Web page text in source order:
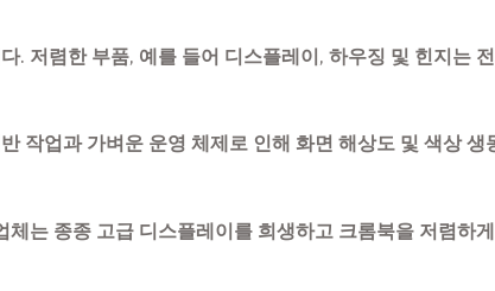
. 저렴한 부품, 예를 들어 디스플레이, 하우징 및 힌지는
작업과 가벼운 운영 체제로 인해 화면 해상도 및 색상
는 종종 고급 디스플레이를 희생하고 크롬북을 저렴하